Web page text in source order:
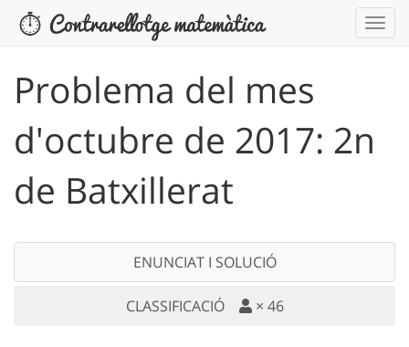
Problema del mes
d'octubre de 2017: 2n
de Batxillerat
ENUNCIAT I SOLUCIÓ
CLASSIFICACIÓ × 46